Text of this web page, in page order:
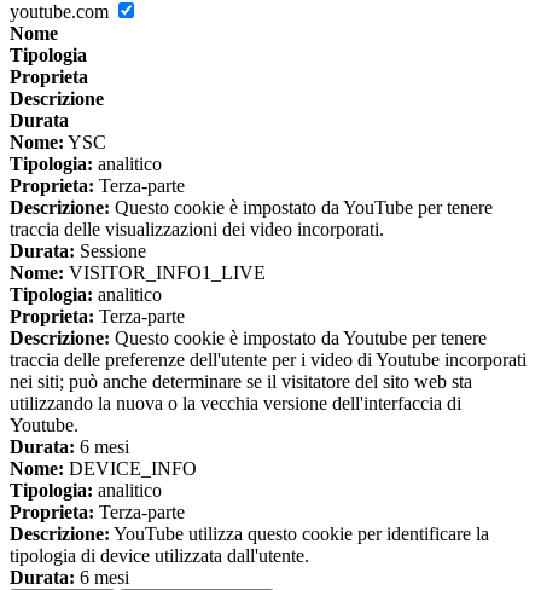
youtube.com
Nome
Tipologia
Proprieta
Descrizione
Durata
Nome: YSC
Tipologia: analitico
Proprieta: Terza-parte
Descrizione: Questo cookie è impostato da YouTube per tenere
traccia delle visualizzazioni dei video incorporati.
Durata: Sessione
Nome: VISITOR_INFO1_LIVE
Tipologia: analitico
Proprieta: Terza-parte
Descrizione: Questo cookie è impostato da Youtube per tenere
traccia delle preferenze dell'utente per i video di Youtube incorporati
nei siti; può anche determinare se il visitatore del sito web sta
utilizzando la nuova o la vecchia versione dell'interfaccia di
Youtube.
Durata: 6 mesi
Nome: DEVICE_INFO
Tipologia: analitico
Proprieta: Terza-parte
Descrizione: YouTube utilizza questo cookie per identificare la
tipologia di device utilizzata dall'utente.
Durata: 6 mesi